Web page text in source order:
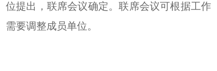
位提出，联席会议确定。联席会议可根据工作
需要调整成员单位。